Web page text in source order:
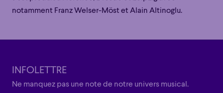
Immersif
Étonnant
Poétique
Grandiose
notamment Franz Welser-Möst et Alain Altinoglu.
INFOLETTRE
Ne manquez pas une note de notre univers musical.